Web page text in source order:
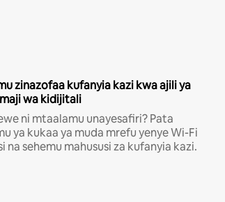
zinazofaa kufanyia kazi kwa ajili ya
wa kidijitali
ni mtaalamu unayesafiri? Pata
ya kukaa ya muda mrefu yenye Wi-Fi
na sehemu mahususi za kufanyia kazi.